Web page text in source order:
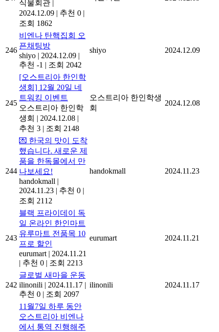
식물회관 |
2024.12.09 | 추천 0 |
조회 1862
246
비엔나 탄핵집회 오
픈채팅방
shiyo | 2024.12.09 |
추천 -1 | 조회 2042
shiyo 2024.12.09
245
[오스트리아 한인학
생회] 12월 20일 네
트워킹 이벤트
오스트리아 한인학
생회 | 2024.12.08 |
추천 3 | 조회 2148
오스트리아 한인학생
회
2024.12.08
244
💌 한국의 맛이 도착
했습니다. 새로운 제
품을 한독몰에서 만
나보세요!
handokmall |
2024.11.23 | 추천 0 |
조회 2112
handokmall 2024.11.23
243
블랙 프라이데이 독
일 온라인 한인마트
유루마트 전품목 10
프로 할인
eurumart | 2024.11.21
| 추천 0 | 조회 2213
eurumart 2024.11.21
242
글로벌 새마을 운동
ilinonili | 2024.11.17 |
추천 0 | 조회 2097
ilinonili 2024.11.17
11월7일 하루 동안
오스트리아 비엔나
에서 통역 진행해주